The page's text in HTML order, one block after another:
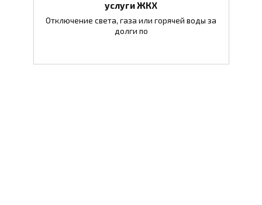
услуги ЖКХ
Отключение света, газа или горячей воды за
долги по